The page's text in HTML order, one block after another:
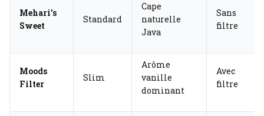
Mehari's
Sweet
Standard
Cape
naturelle
Java
Sans
filtre
Moods
Filter
Slim
Arôme
vanille
dominant
Avec
filtre